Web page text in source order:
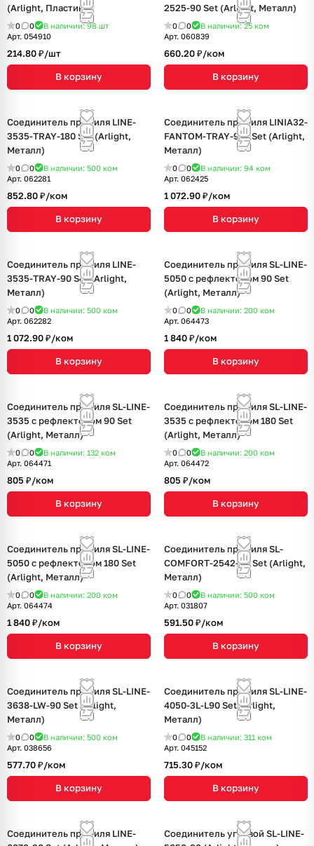
(Arlight, Пластик)
0 0 В наличии: 98 шт
Арт. 054910
214.80 ₽/шт
В корзину
2525-90 Set (Arlight, Металл)
0 0 В наличии: 25 ком
Арт. 060839
660.20 ₽/ком
В корзину
Соединитель профиля LINE-
3535-TRAY-180 Set (Arlight,
Металл)
0 0 В наличии: 500 ком
Арт. 062281
852.80 ₽/ком
В корзину
Соединитель профиля LINIA32-
FANTOM-TRAY-90L Set (Arlight,
Металл)
0 0 В наличии: 94 ком
Арт. 062425
1 072.90 ₽/ком
В корзину
Соединитель профиля LINE-
3535-TRAY-90 Set (Arlight,
Металл)
0 0 В наличии: 500 ком
Арт. 062282
1 072.90 ₽/ком
В корзину
Соединитель профиля SL-LINE-
5050 с рефлектором 90 Set
(Arlight, Металл)
0 0 В наличии: 200 ком
Арт. 064473
1 840 ₽/ком
В корзину
Соединитель профиля SL-LINE-
3535 с рефлектором 90 Set
(Arlight, Металл)
0 0 В наличии: 132 ком
Арт. 064471
805 ₽/ком
В корзину
Соединитель профиля SL-LINE-
3535 с рефлектором 180 Set
(Arlight, Металл)
0 0 В наличии: 200 ком
Арт. 064472
805 ₽/ком
В корзину
Соединитель профиля SL-LINE-
5050 с рефлектором 180 Set
(Arlight, Металл)
0 0 В наличии: 200 ком
Арт. 064474
1 840 ₽/ком
В корзину
Соединитель профиля SL-
COMFORT-2542-90 Set (Arlight,
Металл)
0 0 В наличии: 500 ком
Арт. 031807
591.50 ₽/ком
В корзину
Соединитель профиля SL-LINE-
3638-LW-90 Set (Arlight,
Металл)
0 0 В наличии: 500 ком
Арт. 038656
577.70 ₽/ком
В корзину
Соединитель профиля SL-LINE-
4050-3L-L90 Set (Arlight,
Металл)
0 0 В наличии: 311 ком
Арт. 045152
715.30 ₽/ком
В корзину
Соединитель профиля LINE-
Соединитель угловой SL-LINE-